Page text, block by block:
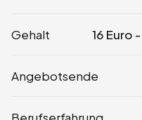
Gehalt 16 Euro -
Angebotsende